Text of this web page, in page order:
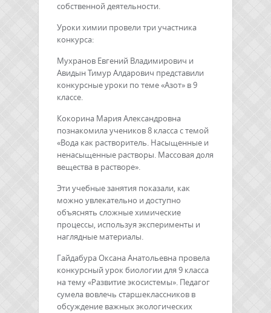
собственной деятельности.
Уроки химии провели три участника
конкурса:
Мухранов Евгений Владимирович и
Авидын Тимур Алдарович представили
конкурсные уроки по теме «Азот» в 9
классе.
Кокорина Мария Александровна
познакомила учеников 8 класса с темой
«Вода как растворитель. Насыщенные и
ненасыщенные растворы. Массовая доля
вещества в растворе».
Эти учебные занятия показали, как
можно увлекательно и доступно
объяснять сложные химические
процессы, используя эксперименты и
наглядные материалы.
Гайдабура Оксана Анатольевна провела
конкурсный урок биологии для 9 класса
на тему «Развитие экосистемы». Педагог
сумела вовлечь старшеклассников в
обсуждение важных экологических